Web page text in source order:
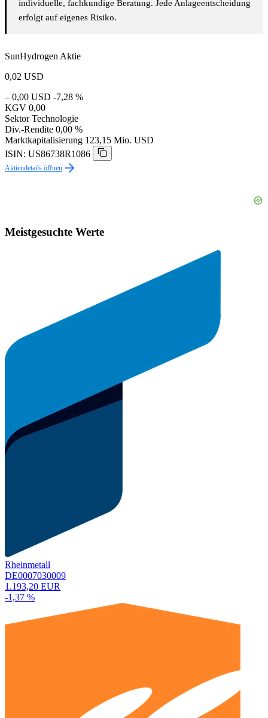
individuelle, fachkundige Beratung. Jede Anlageentscheidung
erfolgt auf eigenes Risiko.
SunHydrogen Aktie
0,02 USD
– 0,00 USD -7,28 %
KGV 0,00
Sektor Technologie
Div.-Rendite 0,00 %
Marktkapitalisierung 123,15 Mio. USD
ISIN: US86738R1086
Aktiendetails öffnen
Meistgesuchte Werte
Rheinmetall
DE0007030009
1.193,20 EUR
-1,37 %